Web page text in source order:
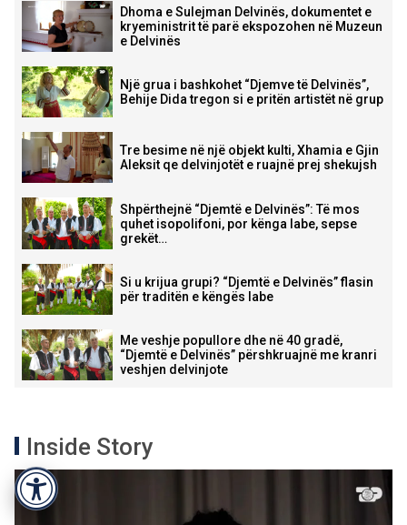
Accessibility
Dhoma e Sulejman Delvinës, dokumentet e
kryeministrit të parë ekspozohen në Muzeun
e Delvinës
Një grua i bashkohet “Djemve të Delvinës”,
Behije Dida tregon si e pritën artistët në grup
Tre besime në një objekt kulti, Xhamia e Gjin
Aleksit qe delvinjotët e ruajnë prej shekujsh
Shpërthejnë “Djemtë e Delvinës”: Të mos
quhet isopolifoni, por kënga labe, sepse
grekët…
Si u krijua grupi? “Djemtë e Delvinës” flasin
për traditën e këngës labe
Me veshje popullore dhe në 40 gradë,
“Djemtë e Delvinës” përshkruajnë me kranri
veshjen delvinjote
Inside Story